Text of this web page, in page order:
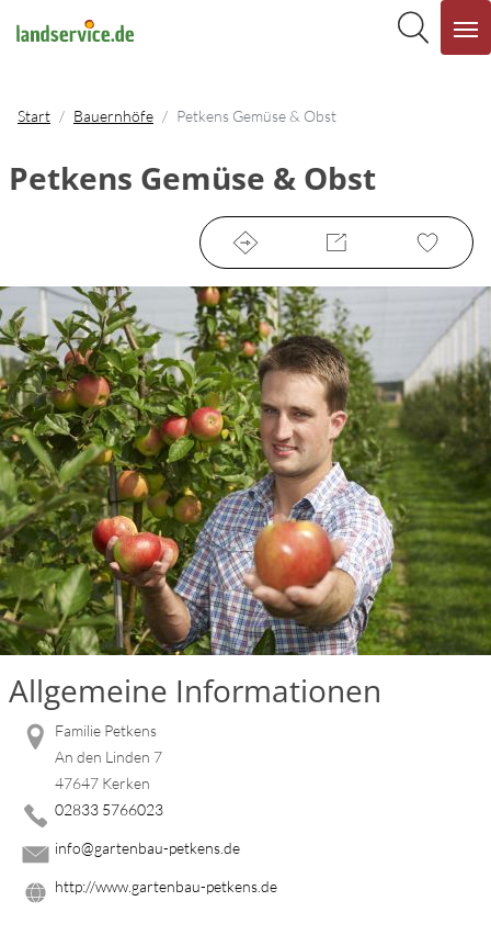
Start Bauernhöfe Petkens Gemüse & Obst
Petkens Gemüse & Obst
Allgemeine Informationen
Familie Petkens
An den Linden 7
47647 Kerken
02833 5766023
info@gartenbau-petkens.de
http://www.gartenbau-petkens.de